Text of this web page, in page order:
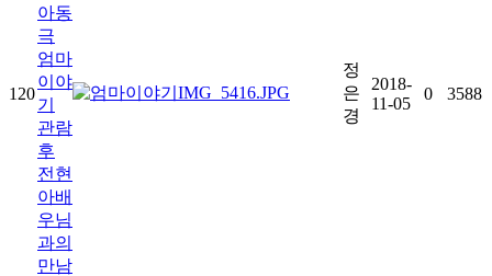
120
아동
극
엄마
이야
기
관람
후
전현
아배
우님
과의
만남
정
은
경
2018-
11-05
0 3588